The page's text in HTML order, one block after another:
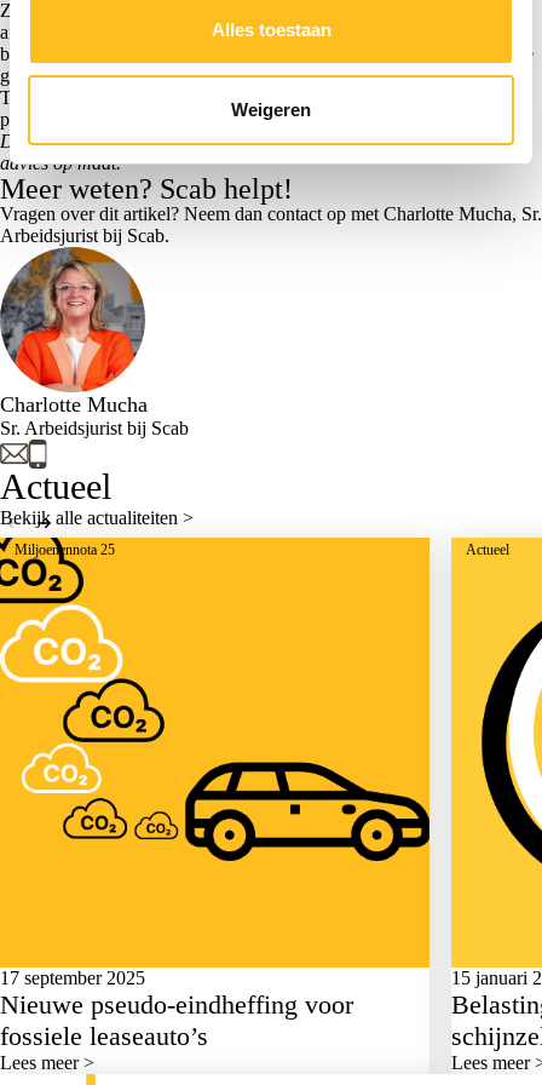
Alles toestaan
Weigeren
Zorg dat uitvoerders, HR, planning en loonadministratie dezelfde
afspraken hanteren. Leg tijdelijk aangepaste werktijden, pauzes en
bijzonderheden kort vast. Zo voorkom je discussie achteraf en houd je
grip op veiligheid, bezetting en naleving van de cao Bouw en Infra.
Twijfel je over de toepassing van cao-afspraken, werktijden of
personele gevolgen? Laat dit tijdig beoordelen.
Deze informatie is bedoeld als algemene uitleg en vervangt geen
advies op maat.
Meer weten? Scab helpt!
Vragen over dit artikel? Neem dan contact op met Charlotte Mucha, Sr.
Arbeidsjurist bij Scab.
Charlotte Mucha
Sr. Arbeidsjurist bij Scab
Actueel
Bekijk alle actualiteiten >
Miljoenennota 25
17 september 2025
Nieuwe pseudo-eindheffing voor
fossiele leaseauto’s
Lees meer >
Actueel
15 januari
Lees meer